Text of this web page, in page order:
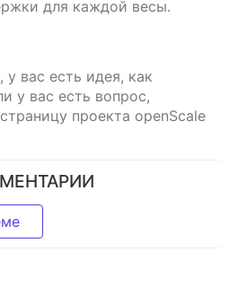
для каждой весы.
вас есть идея, как
у вас есть вопрос,
проекта openScale